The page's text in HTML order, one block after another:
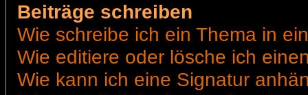
Beiträge schreiben
Wie schreibe ich ein Thema in
Wie editiere oder lösche ich
Wie kann ich eine Signatur